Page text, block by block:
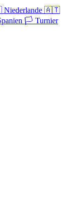
Niederlande 🇦🇹
🏳️ Turnier